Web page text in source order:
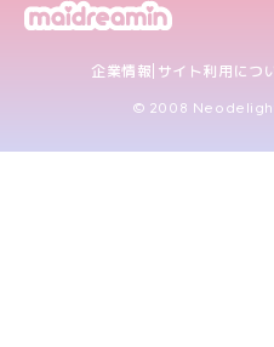
企業情報 サイト利用につ
© 2008